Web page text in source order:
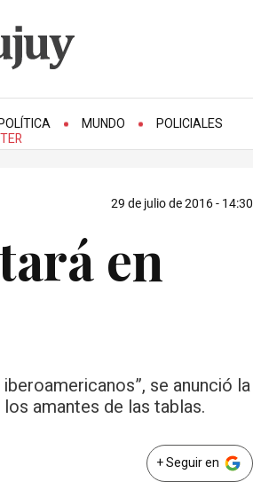
MUNDO
POLICIALES
29 de julio de 2016 - 14:30
en
se anunció la
amantes de las tablas.
+ Seguir en